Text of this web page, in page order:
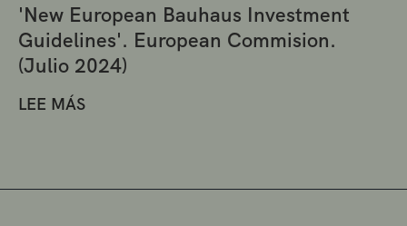
'New European Bauhaus Investment
Guidelines'. European Commision.
(Julio 2024)
LEE MÁS